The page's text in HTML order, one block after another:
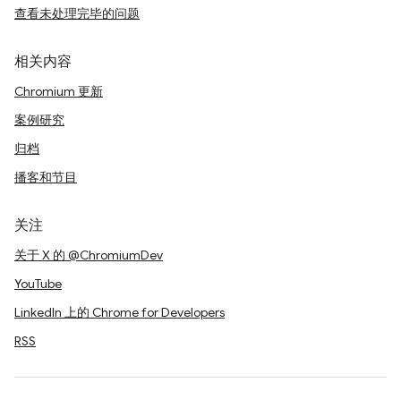
查看未处理完毕的问题
相关内容
Chromium 更新
案例研究
归档
播客和节目
关注
关于 X 的 @ChromiumDev
YouTube
LinkedIn 上的 Chrome for Developers
RSS